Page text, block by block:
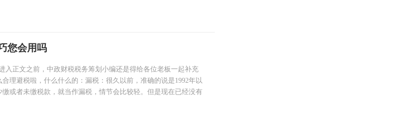
您会用吗
入正文之前，中政财税税务筹划小编还是得给各位老板一起补充
理避税啦，什么什么的：漏税：很久以前，准确的说是1992年以
或者未缴税款，就当作漏税，情节会比较轻。但是现在已经没有